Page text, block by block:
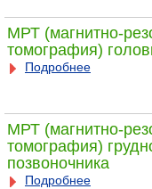
МРТ (магнитно-
томография)
Подробнее
МРТ (магнитно-
томография)
позвоночника
Подробнее